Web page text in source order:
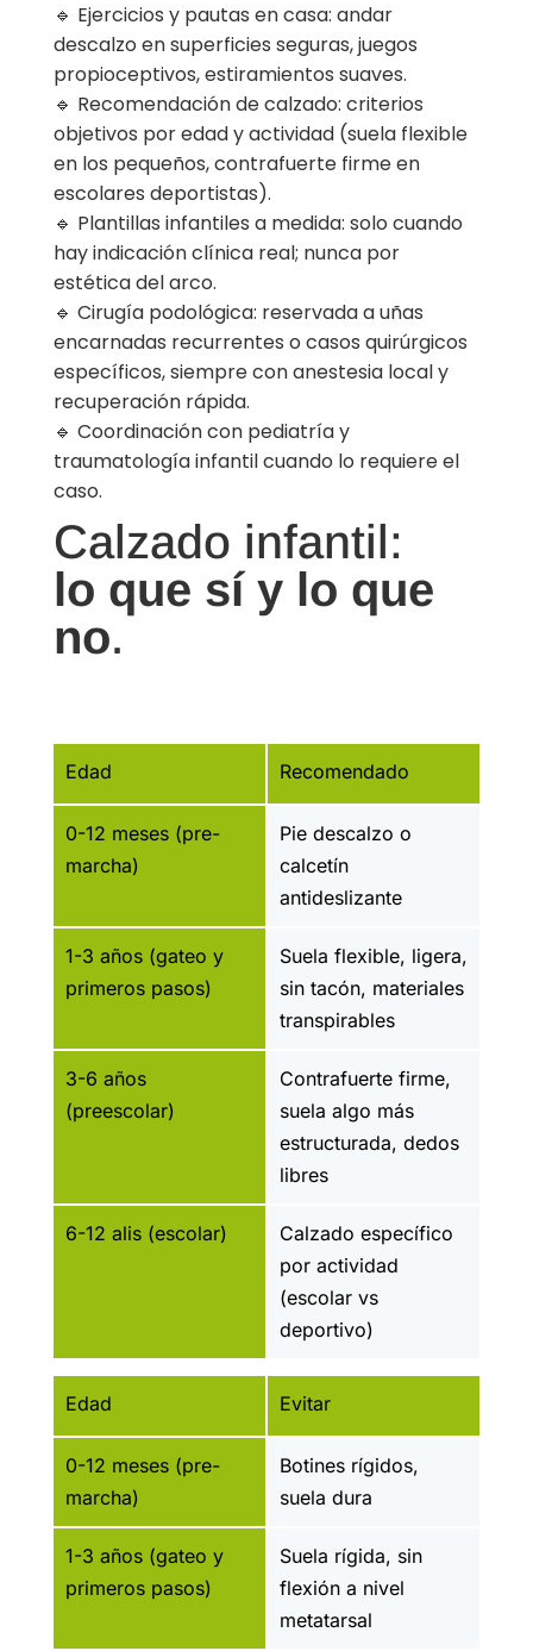
🔹 Ejercicios y pautas en casa: andar
descalzo en superficies seguras, juegos
propioceptivos, estiramientos suaves.
🔹 Recomendación de calzado: criterios
objetivos por edad y actividad (suela flexible
en los pequeños, contrafuerte firme en
escolares deportistas).
🔹 Plantillas infantiles a medida: solo cuando
hay indicación clínica real; nunca por
estética del arco.
🔹 Cirugía podológica: reservada a uñas
encarnadas recurrentes o casos quirúrgicos
específicos, siempre con anestesia local y
recuperación rápida.
🔹 Coordinación con pediatría y
traumatología infantil cuando lo requiere el
caso.
Calzado infantil:
lo que sí y lo que
no.
Edad
0-12 meses (pre-
marcha)
1-3 años (gateo y
primeros pasos)
3-6 años
(preescolar)
6-12 alis (escolar)
Recomendado
Pie descalzo o
calcetín
antideslizante
Suela flexible, ligera,
sin tacón, materiales
transpirables
Contrafuerte firme,
suela algo más
estructurada, dedos
libres
Calzado específico
por actividad
(escolar vs
deportivo)
Edad
0-12 meses (pre-
marcha)
1-3 años (gateo y
primeros pasos)
Evitar
Botines rígidos,
suela dura
Suela rígida, sin
flexión a nivel
metatarsal